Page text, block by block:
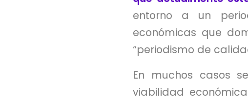
entorno a un
económicas que
“periodismo de
En muchos casos
viabilidad